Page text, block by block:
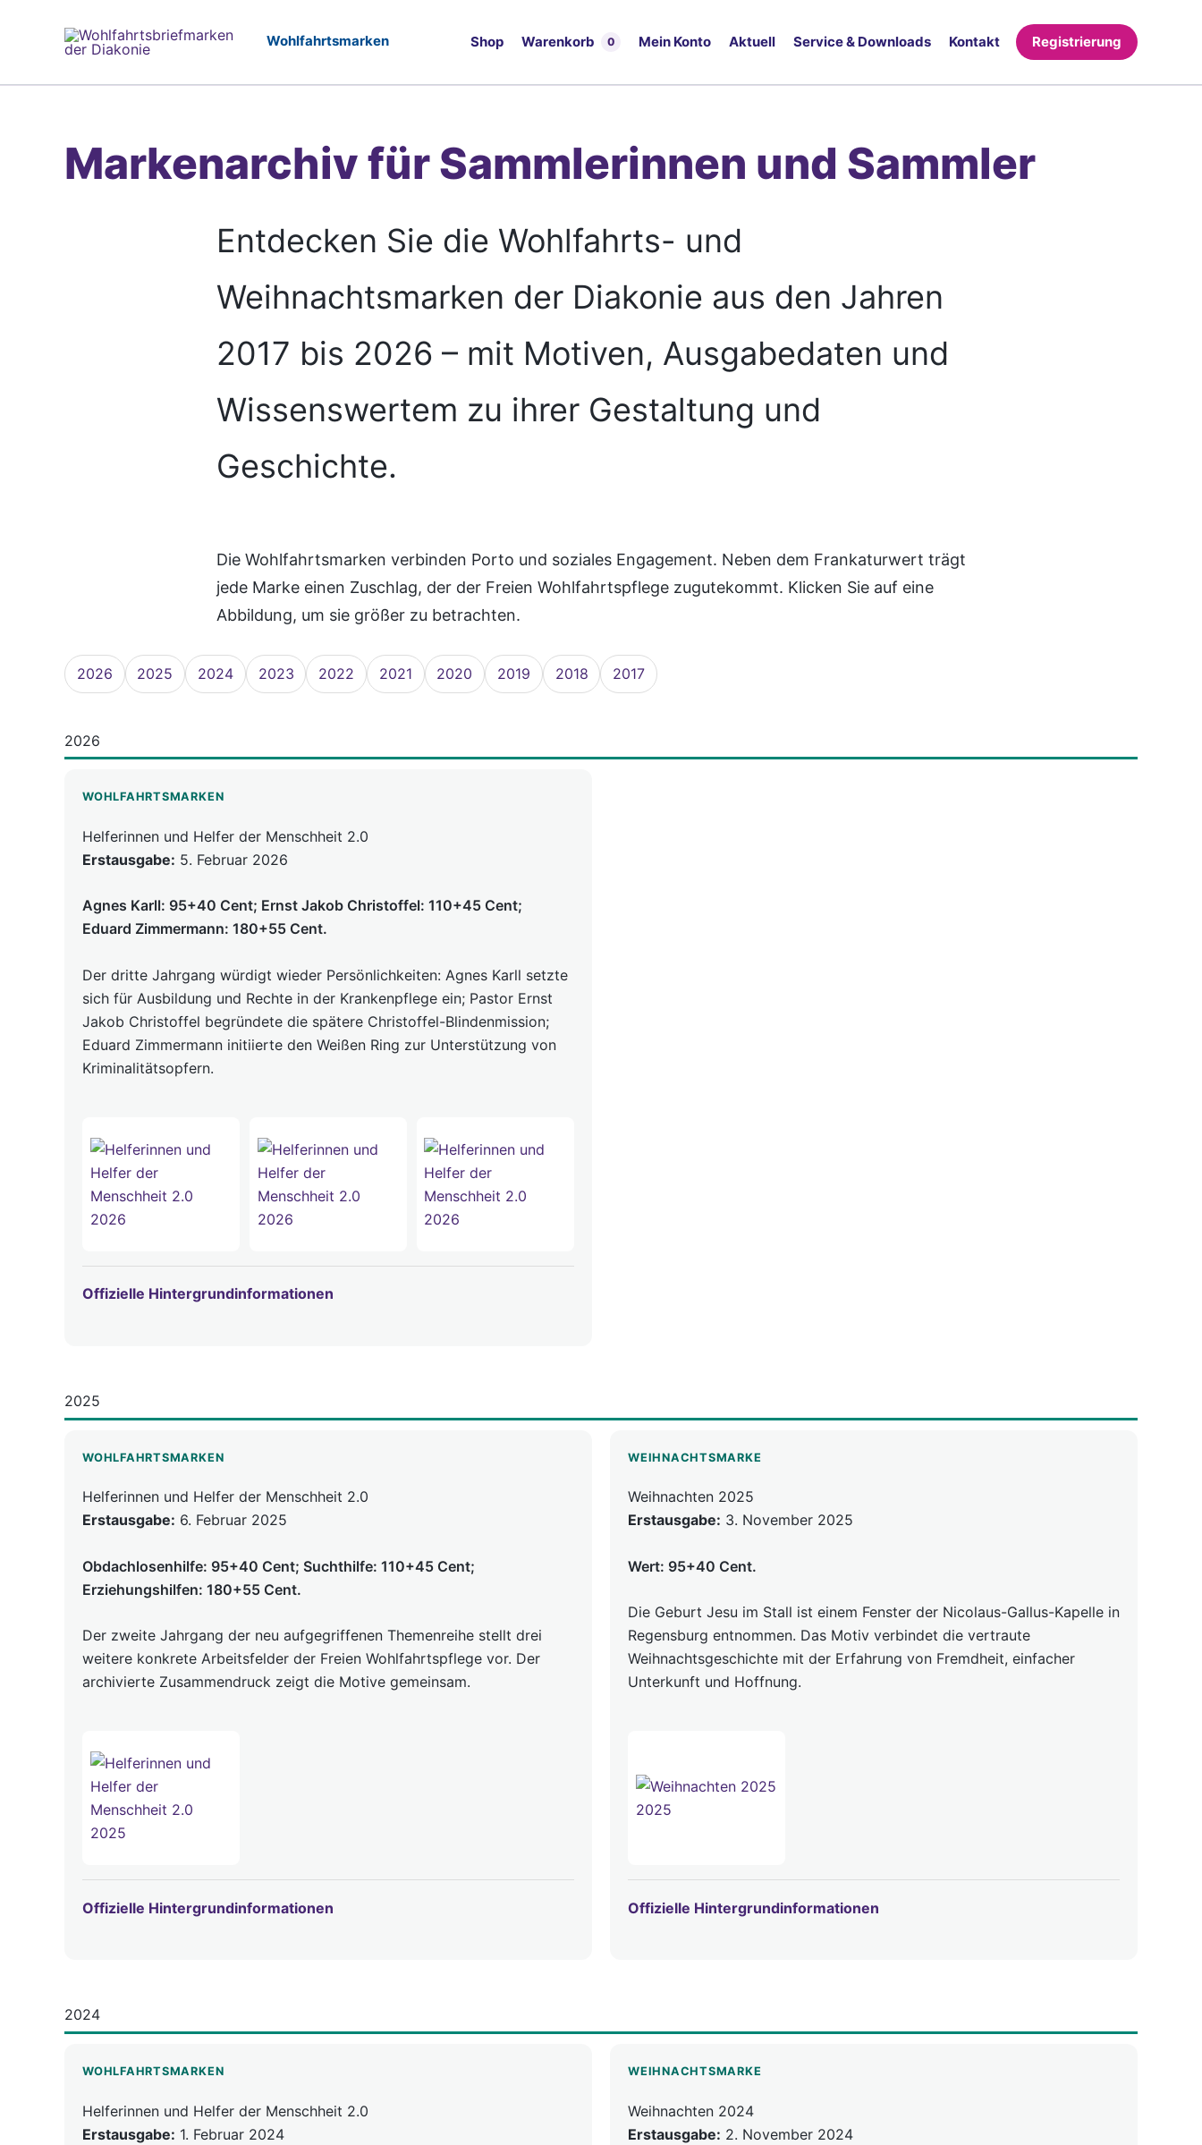
Shop Warenkorb 0 Mein Konto Aktuell Service & Downloads Kontakt Registrierung
Markenarchiv für Sammlerinnen und Sammler
Entdecken Sie die Wohlfahrts- und
Weihnachtsmarken der Diakonie aus den Jahren
2017 bis 2026 – mit Motiven, Ausgabedaten und
Wissenswertem zu ihrer Gestaltung und
Geschichte.
Die Wohlfahrtsmarken verbinden Porto und soziales Engagement. Neben dem Frankaturwert trägt
jede Marke einen Zuschlag, der der Freien Wohlfahrtspflege zugutekommt. Klicken Sie auf eine
Abbildung, um sie größer zu betrachten.
2026 2025 2024 2023 2022 2021 2020 2019 2018 2017
2026
WOHLFAHRTSMARKEN
Helferinnen und Helfer der Menschheit 2.0
Erstausgabe: 5. Februar 2026
Agnes Karll: 95+40 Cent; Ernst Jakob Christoffel: 110+45 Cent;
Eduard Zimmermann: 180+55 Cent.
Der dritte Jahrgang würdigt wieder Persönlichkeiten: Agnes Karll setzte
sich für Ausbildung und Rechte in der Krankenpflege ein; Pastor Ernst
Jakob Christoffel begründete die spätere Christoffel-Blindenmission;
Eduard Zimmermann initiierte den Weißen Ring zur Unterstützung von
Kriminalitätsopfern.
Offizielle Hintergrundinformationen
2025
WOHLFAHRTSMARKEN
Helferinnen und Helfer der Menschheit 2.0
Erstausgabe: 6. Februar 2025
Obdachlosenhilfe: 95+40 Cent; Suchthilfe: 110+45 Cent;
Erziehungshilfen: 180+55 Cent.
Der zweite Jahrgang der neu aufgegriffenen Themenreihe stellt drei
weitere konkrete Arbeitsfelder der Freien Wohlfahrtspflege vor. Der
archivierte Zusammendruck zeigt die Motive gemeinsam.
Offizielle Hintergrundinformationen
WEIHNACHTSMARKE
Weihnachten 2025
Erstausgabe: 3. November 2025
Wert: 95+40 Cent.
Die Geburt Jesu im Stall ist einem Fenster der Nicolaus-Gallus-Kapelle in
Regensburg entnommen. Das Motiv verbindet die vertraute
Weihnachtsgeschichte mit der Erfahrung von Fremdheit, einfacher
Unterkunft und Hoffnung.
Offizielle Hintergrundinformationen
2024
WOHLFAHRTSMARKEN
Helferinnen und Helfer der Menschheit 2.0
Erstausgabe: 1. Februar 2024
WEIHNACHTSMARKE
Weihnachten 2024
Erstausgabe: 2. November 2024